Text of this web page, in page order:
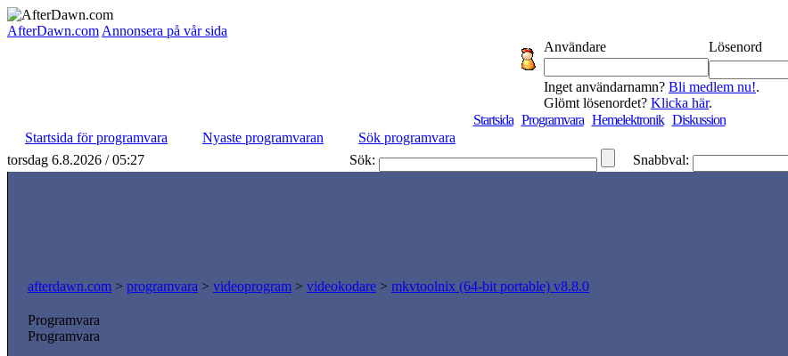
AfterDawn.com Annonsera på vår sida
Användare
Lösenord
Inget användarnamn? Bli medlem nu!.
Glömt lösenordet? Klicka här.
Startsida Programvara Hemelektronik Diskussion
Startsida för programvara
Nyaste programvaran
Sök programvara
torsdag 6.8.2026 / 05:27
Sök: Snabbval:
afterdawn.com > programvara > videoprogram > videokodare > mkvtoolnix (64-bit portable) v8.8.0
Programvara
Programvara